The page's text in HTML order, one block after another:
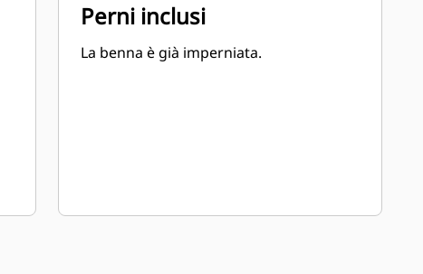
Perni inclusi
La benna è già imperniata.